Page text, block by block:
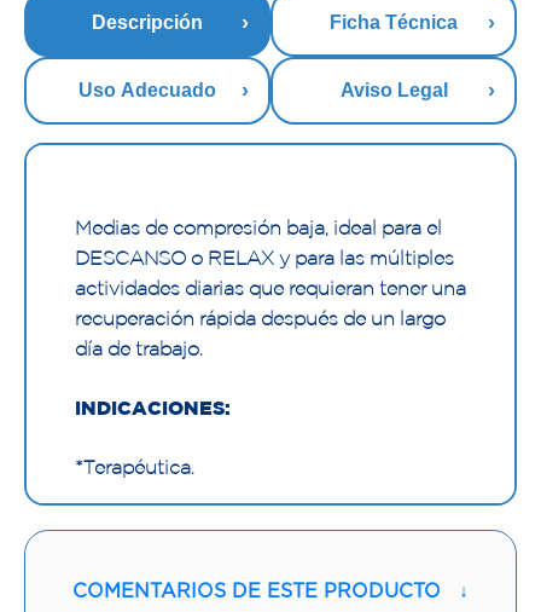
Descripción Ficha Técnica
Uso Adecuado Aviso Legal
Medias de compresión baja, ideal para el
DESCANSO o RELAX y para las múltiples
actividades diarias que requieran tener una
recuperación rápida después de un largo
día de trabajo.
INDICACIONES:
*Terapéutica.
*Venas reticulares.
*Varices primarias. Dolor.
COMENTARIOS DE ESTE PRODUCTO ↓